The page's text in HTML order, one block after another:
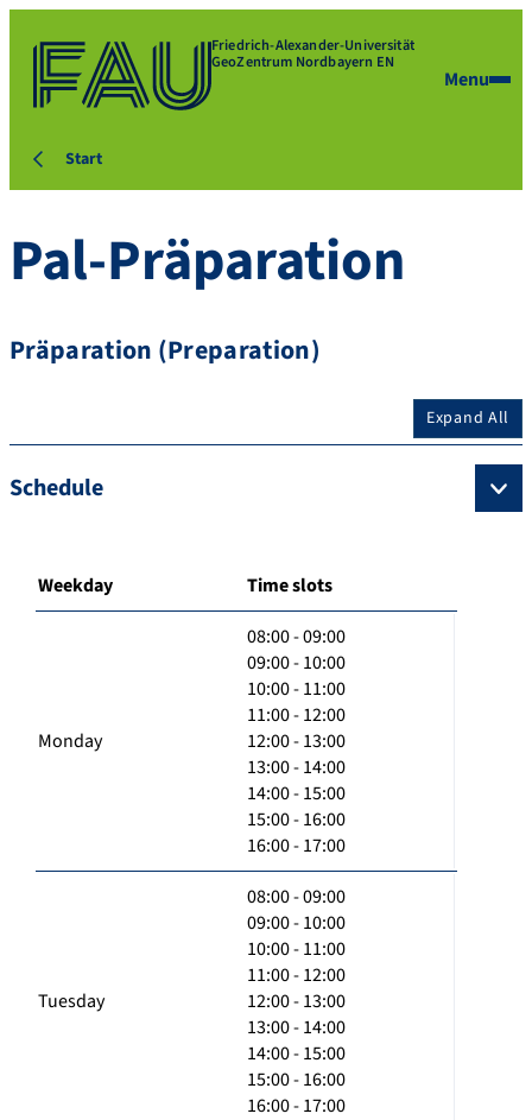
Friedrich-Alexander-Universität
GeoZentrum Nordbayern EN
Menu
Start
Pal-Präparation
Präparation (Preparation)
Expand All
Schedule
Weekday Time slots
Monday
08:00 - 09:00
09:00 - 10:00
10:00 - 11:00
11:00 - 12:00
12:00 - 13:00
13:00 - 14:00
14:00 - 15:00
15:00 - 16:00
16:00 - 17:00
Tuesday
08:00 - 09:00
09:00 - 10:00
10:00 - 11:00
11:00 - 12:00
12:00 - 13:00
13:00 - 14:00
14:00 - 15:00
15:00 - 16:00
16:00 - 17:00